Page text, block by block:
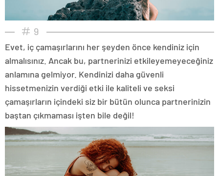
9
Evet, iç çamaşırlarını her şeyden önce kendiniz için
almalısınız. Ancak bu, partnerinizi etkileyemeyeceğiniz
anlamına gelmiyor. Kendinizi daha güvenli
hissetmenizin verdiği etki ile kaliteli ve seksi
çamaşırların içindeki siz bir bütün olunca partnerinizin
baştan çıkmaması işten bile değil!